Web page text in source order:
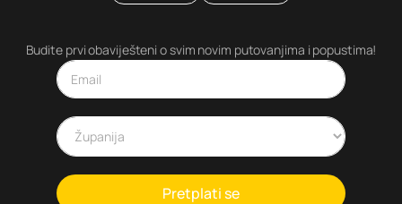
Budite prvi obaviješteni o svim novim putovanjima i popustima!
Pretplati se